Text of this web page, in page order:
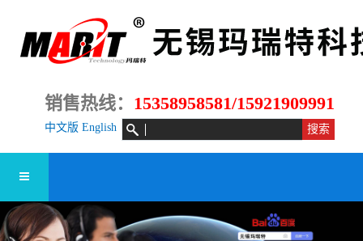
销售热线： 15358958581/15921909991
中文版 English